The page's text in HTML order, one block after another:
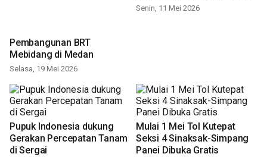
Pembangunan BRT
Mebidang di Medan
Selasa, 19 Mei 2026
Senin, 11 Mei 2026
Pupuk Indonesia dukung
Gerakan Percepatan Tanam
di Sergai
Mulai 1 Mei Tol Kutepat
Seksi 4 Sinaksak-Simpang
Panei Dibuka Gratis